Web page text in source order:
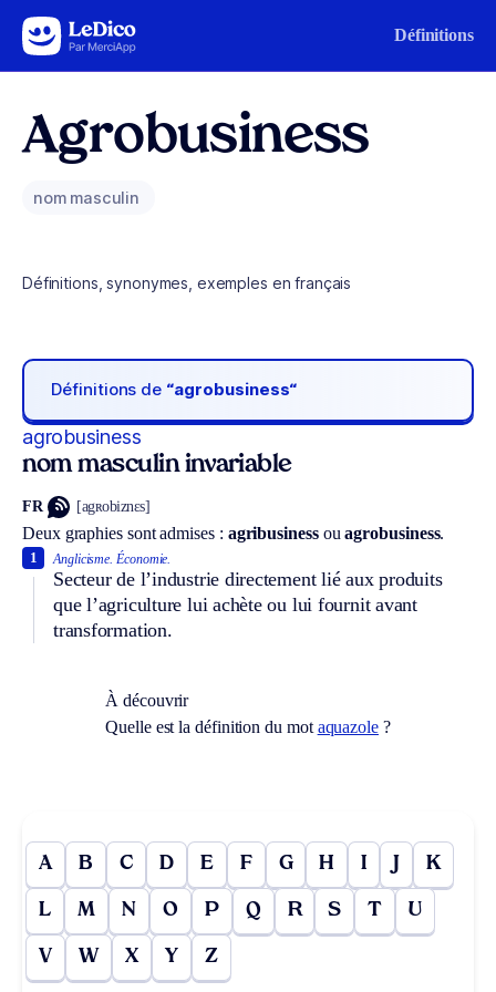
Aller au contenu Définitions
Agrobusiness
nom masculin
Définitions, synonymes, exemples en français
Définitions de “agrobusiness“
agrobusiness
nom masculin invariable
FR [agʀobiznɛs]
Deux graphies sont admises : agribusinessouagrobusiness.
Anglicisme. Économie.
Secteur de l’industrie directement lié aux produits
que l’agriculture lui achète ou lui fournit avant
transformation.
1
À découvrir
Quelle est la définition du mot aquazole?
A B C D E F G H I J K
L M N O P Q R S T U
V W X Y Z